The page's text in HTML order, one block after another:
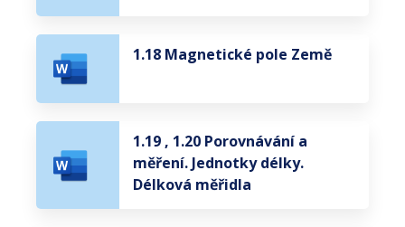
1.18 Magnetické pole Země
1.19 , 1.20 Porovnávání a
měření. Jednotky délky.
Délková měřidla